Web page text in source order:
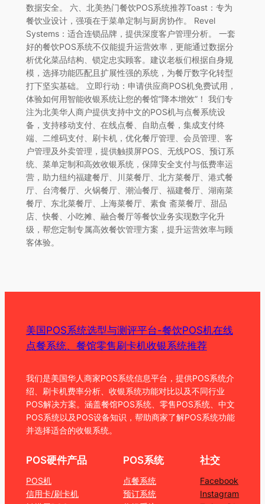
数据安全。 六、北美热门餐饮POS系统推荐Toast：专为
餐饮业设计，强项在于菜单定制与厨房协作。 Revel
Systems：适合连锁品牌，提供深度客户管理分析。 一套
好的餐饮POS系统不仅能提升运营效率，更能通过数据分
析优化菜品结构、锁定忠实顾客。建议老板们根据自身规
模，选择功能匹配且扩展性强的系统，为餐厅数字化转型
打下坚实基础。 立即行动：申请供应商POS机免费试用，
体验如何用智能收银系统让您的餐馆“降本增效”！ 我们专
注为北美华人商户提供支持中文的POS机与点餐系统设
备，支持移动支付、在线点餐、自助点餐，集成支付终
端、二维码支付、刷卡机，优化餐厅管理、会员管理、客
户管理及外卖管理，提供触摸屏POS、无线POS、预订系
统、菜单定制和高效收银系统，保障安全支付与低费率运
营，助力纽约福建餐厅、川菜餐厅、北方菜餐厅、港式餐
厅、台湾餐厅、火锅餐厅、潮汕餐厅、福建餐厅、湖南菜
餐厅、东北菜餐厅、上海菜餐厅、素食 斋菜餐厅、甜品
店、快餐、小吃摊、融合餐厅等餐饮业务实现数字化升
级，帮您定制专属高效餐饮管理方案，提升运营效率与顾
客体验。
美国POS系统选型与测评平台-餐饮POS机在线
点餐系统、餐馆零售刷卡机收银系统推荐
我们是美国华人商家POS系统信息平台，提供POS系统介
绍、刷卡机费率分析、收银系统功能对比以及不同行业
POS解决方案。涵盖餐馆POS系统、零售POS系统、中文
POS系统以及POS设备知识，帮助商家了解POS系统功能
并选择适合的收银系统。
POS硬件产品
POS机
信用卡/刷卡机
POS系统
点餐系统
预订系统
社交
Facebook
Instagram